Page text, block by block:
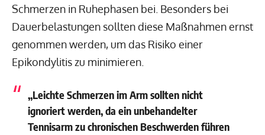
Schmerzen in Ruhephasen bei. Besonders bei
Dauerbelastungen sollten diese Maßnahmen ernst
genommen werden, um das Risiko einer
Epikondylitis zu minimieren.
„Leichte Schmerzen im Arm sollten nicht
ignoriert werden, da ein unbehandelter
Tennisarm zu chronischen Beschwerden führen